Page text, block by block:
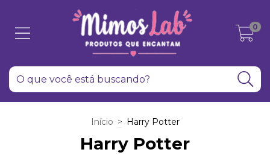
0
Início > Harry Potter
Harry Potter